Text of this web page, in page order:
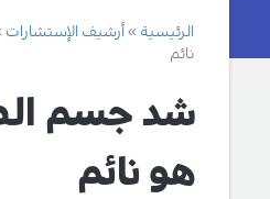
الرئيسية أرشيف الإستشارات
نائم
شد جسم
هو نائم